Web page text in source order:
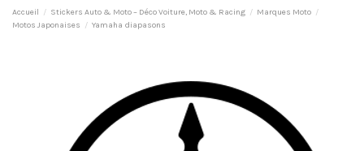
Accueil Stickers Auto & Moto – Déco Voiture, Moto & Racing
Marques Moto
Motos Japonaises
Yamaha diapasons